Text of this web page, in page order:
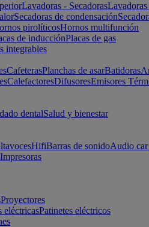
Lavadoras - Secadoras
Secadoras de condensación
pirolíticosHornos multifunción
de inducciónPlacas de gas
integrables
CafeterasPlanchas de asarBatidoras
CalefactoresDifusoresEmisores
dentalSalud y bienestar
HifiBarras de sonidoAudio
Impresoras
Proyectores
eléctricasPatinetes eléctricos